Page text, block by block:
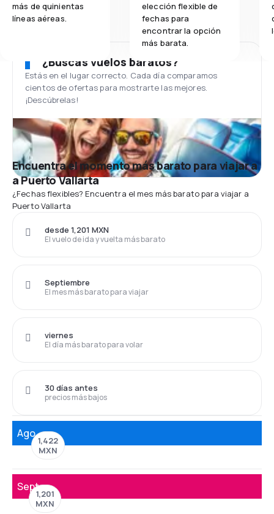
más de quinientas
líneas aéreas.
elección flexible de
fechas para
encontrar la opción
más barata.
¿Buscas vuelos baratos?
Estás en el lugar correcto. Cada día comparamos
cientos de ofertas para mostrarte las mejores.
¡Descúbrelas!
Encuentra el momento más barato para viajar a
a Puerto Vallarta
¿Fechas flexibles? Encuentra el mes más barato para viajar a
Puerto Vallarta
El vuelo de ida y vuelta más barato
desde 1,201 MXN
El mes más barato para viajar
Septiembre
El día más barato para volar
viernes
precios más bajos
30 días antes
Ago
1,422
MXN
Sept
1,201
MXN